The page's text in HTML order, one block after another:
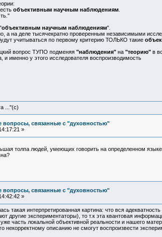
объективным научным наблюдениям.
объективным научным наблюдениям".
а на деле тысячекратно проверенным независимыми
учитываться по первому критерию ТОЛЬКО такие
вопрос ТУПО подменяя "наблюдения"на "теорию"в
именно у этого исследователя воспроизводимость
..."(с)
вопросы, связанные с "духовностью"
»
толпа людей, умеющих говорить на определенном языке.
вопросы, связанные с "духовностью"
»
такая интерпретированная картина: что вся
другие экспериментаторы), то т.к эта квантовая
часть локальной объективной реальности и нашего
некорректному описанию не смогут воспроизвести